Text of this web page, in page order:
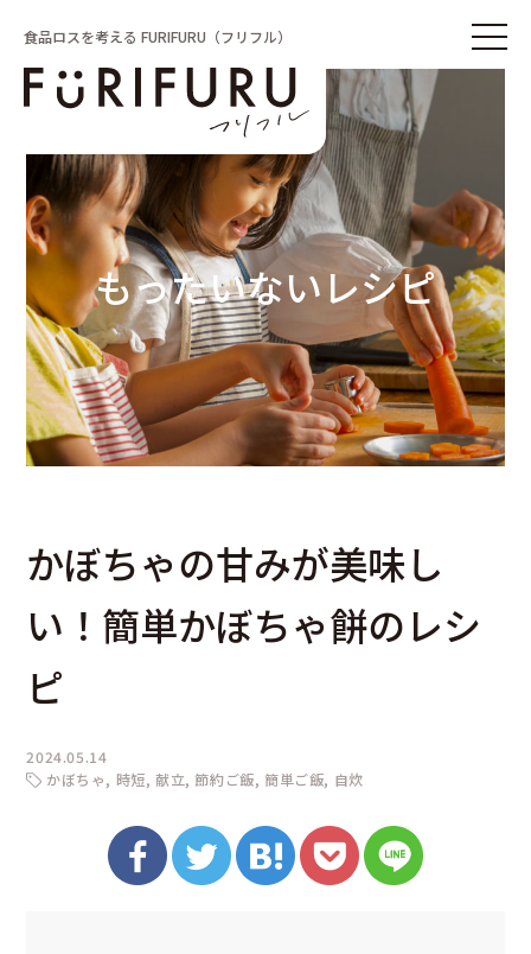
食品ロスを考える FURIFURU（フリフル）
もったいないレシピ
かぼちゃの甘みが美味し
い！簡単かぼちゃ餅のレシ
ピ
2024.05.14
かぼちゃ
時短 献立 節約ご飯 簡単ご飯 自炊